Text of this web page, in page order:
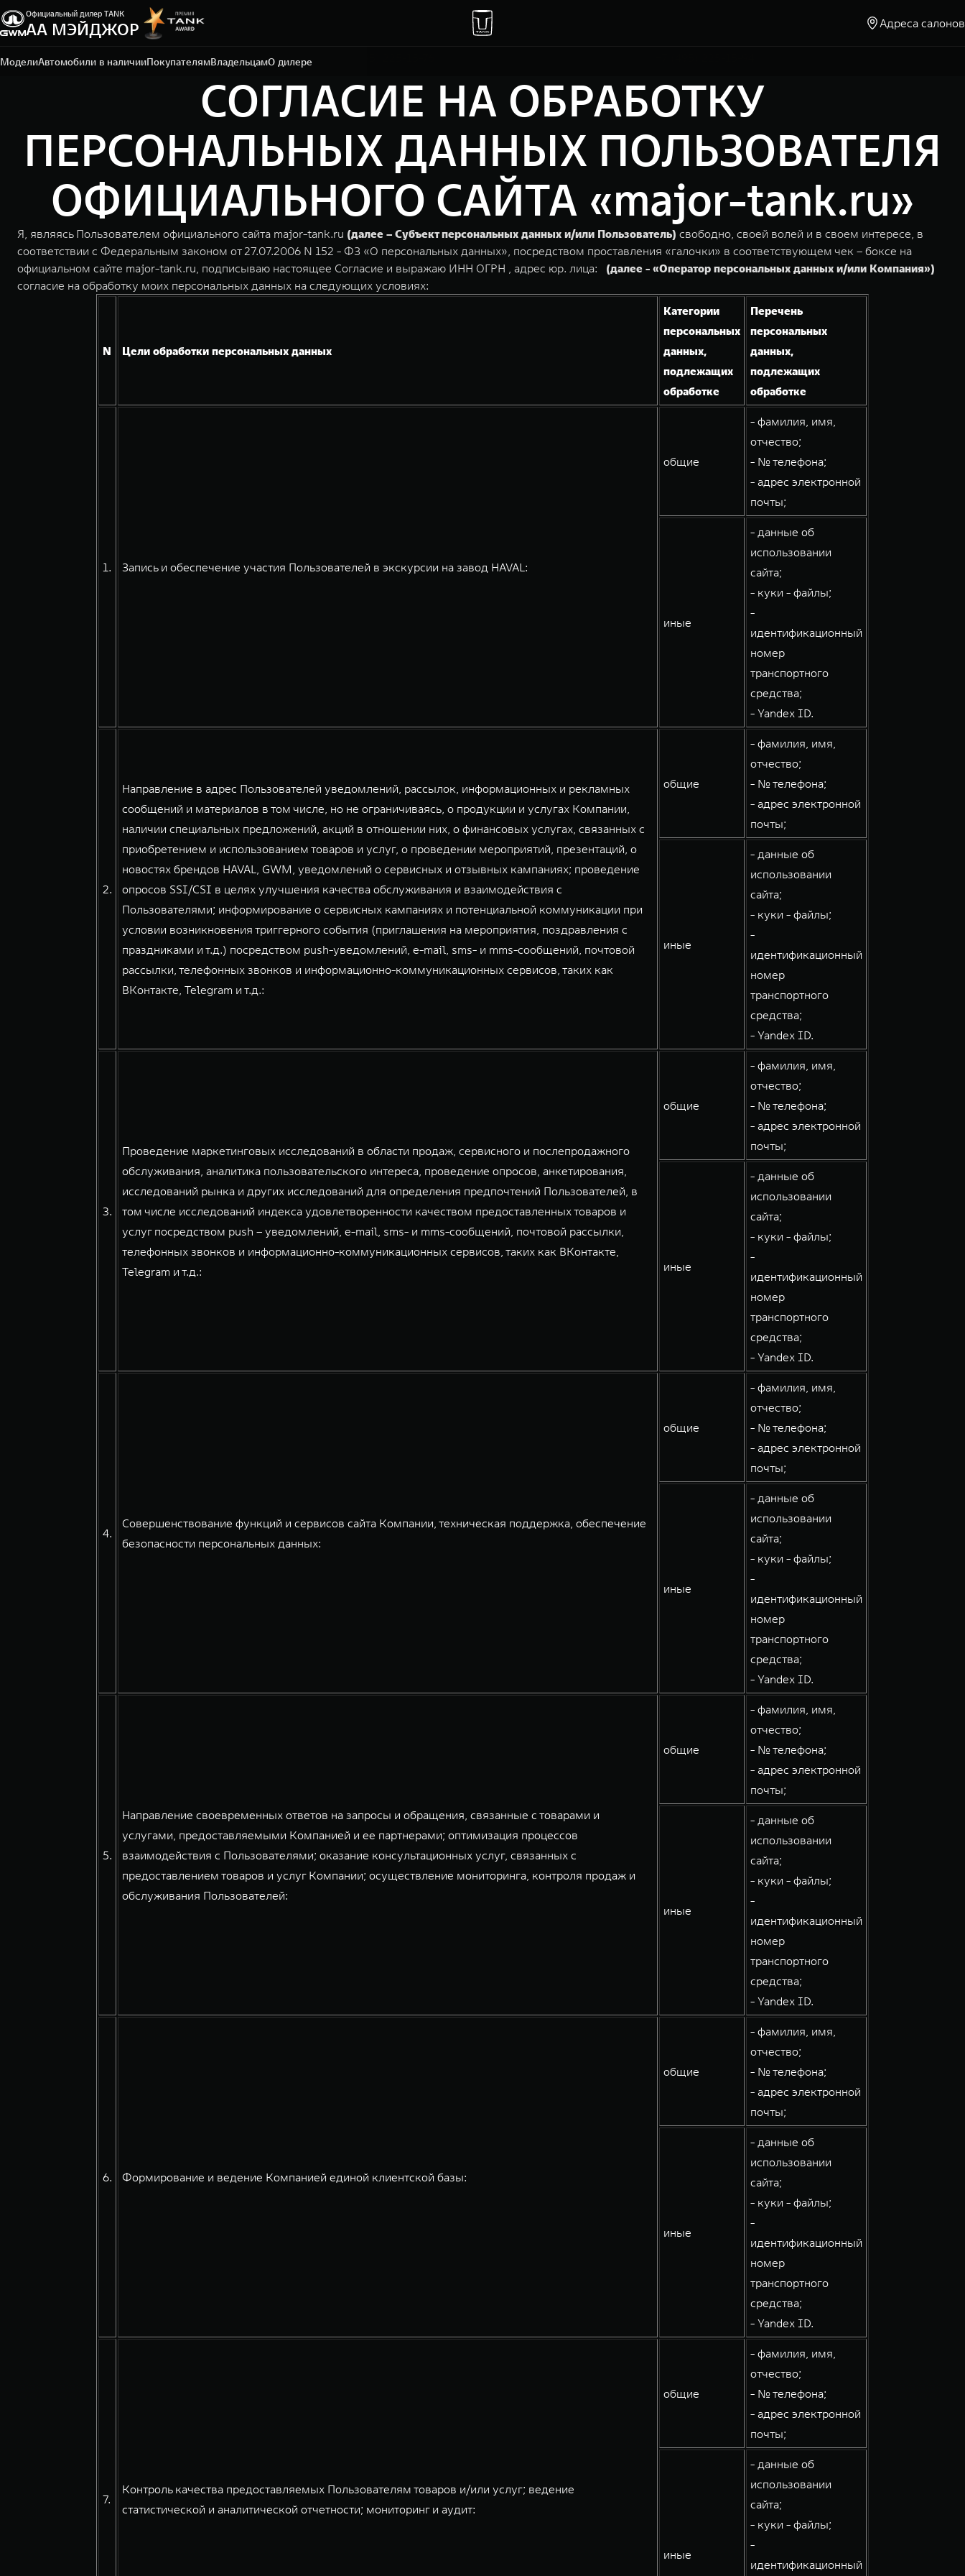
Официальный дилер TANK
АА МЭЙДЖОР Адреса салонов
МоделиАвтомобили в наличииПокупателямВладельцамО дилере
Москва, Новорижское шоссе, 9 км от МКАД
+7 (495) 225-15-75
Москва, 47 км МКАД, владение 1
СОГЛАСИЕ НА ОБРАБОТКУ
ПЕРСОНАЛЬНЫХ ДАННЫХ ПОЛЬЗОВАТЕЛЯ
ОФИЦИАЛЬНОГО САЙТА «major-tank.ru»
Я, являясь Пользователем официального сайта major-tank.ru (далее – Субъект персональных данных и/или Пользователь) свободно, своей волей и в своем интересе, в
соответствии с Федеральным законом от 27.07.2006 N 152 - ФЗ «О персональных данных», посредством проставления «галочки» в соответствующем чек – боксе на
официальном сайте major-tank.ru, подписываю настоящее Согласие и выражаю ИНН ОГРН , адрес юр. лица: (далее - «Оператор персональных данных и/или Компания»)
согласие на обработку моих персональных данных на следующих условиях:
N Цели обработки персональных данных
Категории
персональных
данных,
подлежащих
обработке
Перечень
персональных
данных,
подлежащих
обработке
1. Запись и обеспечение участия Пользователей в экскурсии на завод HAVAL:
общие
- фамилия, имя,
отчество;
- № телефона;
- адрес электронной
почты;
иные
- данные об
использовании
сайта;
- куки - файлы;
-
идентификационный
номер
транспортного
средства;
- Yandex ID.
2.
Направление в адрес Пользователей уведомлений, рассылок, информационных и рекламных
сообщений и материалов в том числе, но не ограничиваясь, о продукции и услугах Компании,
наличии специальных предложений, акций в отношении них, о финансовых услугах, связанных с
приобретением и использованием товаров и услуг, о проведении мероприятий, презентаций, о
новостях брендов HAVAL, GWM, уведомлений о сервисных и отзывных кампаниях; проведение
опросов SSI/CSI в целях улучшения качества обслуживания и взаимодействия с
Пользователями; информирование о сервисных кампаниях и потенциальной коммуникации при
условии возникновения триггерного события (приглашения на мероприятия, поздравления с
праздниками и т.д.) посредством push-уведомлений, e-mail, sms- и mms-сообщений, почтовой
рассылки, телефонных звонков и информационно-коммуникационных сервисов, таких как
ВКонтакте, Telegram и т.д.:
общие
- фамилия, имя,
отчество;
- № телефона;
- адрес электронной
почты;
иные
- данные об
использовании
сайта;
- куки - файлы;
-
идентификационный
номер
транспортного
средства;
- Yandex ID.
3.
Проведение маркетинговых исследований в области продаж, сервисного и послепродажного
обслуживания, аналитика пользовательского интереса, проведение опросов, анкетирования,
исследований рынка и других исследований для определения предпочтений Пользователей, в
том числе исследований индекса удовлетворенности качеством предоставленных товаров и
услуг посредством push – уведомлений, e-mail, sms- и mms-сообщений, почтовой рассылки,
телефонных звонков и информационно-коммуникационных сервисов, таких как ВКонтакте,
Telegram и т.д.:
общие
- фамилия, имя,
отчество;
- № телефона;
- адрес электронной
почты;
иные
- данные об
использовании
сайта;
- куки - файлы;
-
идентификационный
номер
транспортного
средства;
- Yandex ID.
4.
Совершенствование функций и сервисов сайта Компании, техническая поддержка, обеспечение
безопасности персональных данных:
общие
- фамилия, имя,
отчество;
- № телефона;
- адрес электронной
почты;
иные
- данные об
использовании
сайта;
- куки - файлы;
-
идентификационный
номер
транспортного
средства;
- Yandex ID.
5.
Направление своевременных ответов на запросы и обращения, связанные с товарами и
услугами, предоставляемыми Компанией и ее партнерами; оптимизация процессов
взаимодействия с Пользователями; оказание консультационных услуг, связанных с
предоставлением товаров и услуг Компании; осуществление мониторинга, контроля продаж и
обслуживания Пользователей:
общие
- фамилия, имя,
отчество;
- № телефона;
- адрес электронной
почты;
иные
- данные об
использовании
сайта;
- куки - файлы;
-
идентификационный
номер
транспортного
средства;
- Yandex ID.
6. Формирование и ведение Компанией единой клиентской базы:
общие
- фамилия, имя,
отчество;
- № телефона;
- адрес электронной
почты;
иные
- данные об
использовании
сайта;
- куки - файлы;
-
идентификационный
номер
транспортного
средства;
- Yandex ID.
7.
Контроль качества предоставляемых Пользователям товаров и/или услуг; ведение
статистической и аналитической отчетности; мониторинг и аудит:
общие
- фамилия, имя,
отчество;
- № телефона;
- адрес электронной
почты;
иные
- данные об
использовании
сайта;
- куки - файлы;
-
идентификационный